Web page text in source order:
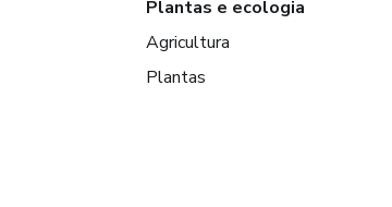
Plantas e ecologia
Agricultura
Plantas